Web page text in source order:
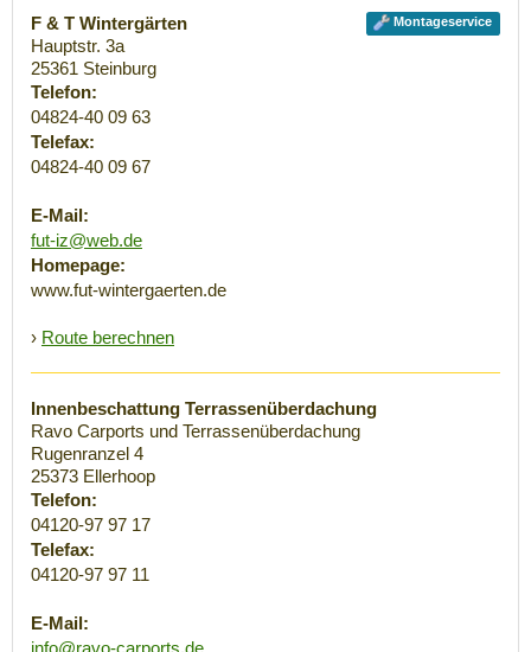
Montageservice
F & T Wintergärten
Hauptstr. 3a
25361 Steinburg
Telefon:
04824-40 09 63
Telefax:
04824-40 09 67
E-Mail:
fut-iz@web.de
Homepage:
www.fut-wintergaerten.de
› Route berechnen
Innenbeschattung Terrassenüberdachung
Ravo Carports und Terrassenüberdachung
Rugenranzel 4
25373 Ellerhoop
Telefon:
04120-97 97 17
Telefax:
04120-97 97 11
E-Mail:
info@ravo-carports.de